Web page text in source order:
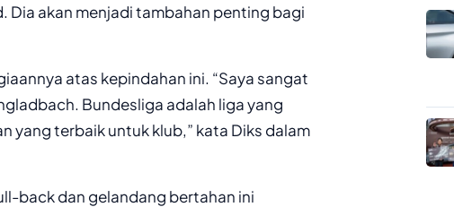
Dia akan menjadi tambahan penting bagi
atas kepindahan ini. “Saya sangat
Bundesliga adalah liga yang
yang terbaik untuk klub,” kata Diks dalam
back dan gelandang bertahan ini